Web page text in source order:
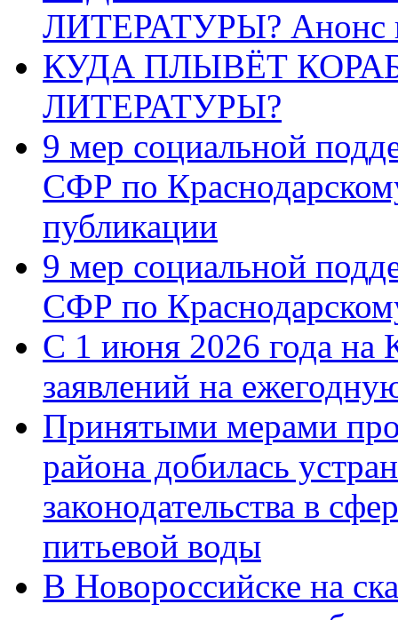
ЛИТЕРАТУРЫ? Анонс
КУДА ПЛЫВЁТ
ЛИТЕРАТУРЫ?
9 мер социальной
СФР по
публикации
9 мер социальной
СФР по
С 1 июня 2026 года на
заявлений на
Принятыми мерами
района добилась
законодательства в
питьевой воды
В Новороссийске на